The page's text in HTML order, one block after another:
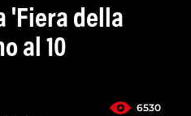
'Fiera della
al 10
6530